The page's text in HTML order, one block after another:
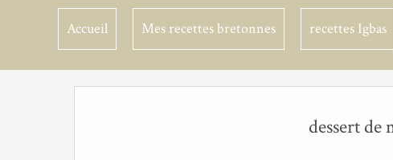
Accueil Mes recettes bretonnes recettes Igbas
dessert de